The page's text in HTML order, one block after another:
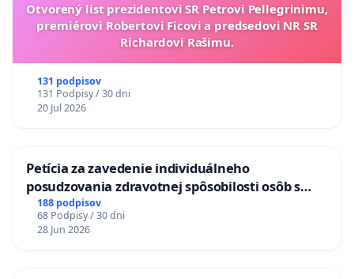
Otvorený list prezidentovi SR Petrovi Pellegrinimu,
premiérovi Robertovi Ficovi a predsedovi NR SR
Richardovi Rašimu.
131 podpisov
131 Podpisy / 30 dni
20 Jul 2026
Petícia za zavedenie individuálneho
posudzovania zdravotnej spôsobilosti osôb s
diabetom 1. a 2. typu pri prijímaní do
Policajného zboru SR
188 podpisov
68 Podpisy / 30 dni
28 Jun 2026